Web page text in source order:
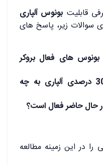
قابلیت بونوس آلپاری
سوالات زیر، پاسخ های
های فعال بروکر
شرایط دریافت بونوس 30 درصدی آلپاری به چه
حال حاضر فعال است؟
را در این زمینه مطالعه